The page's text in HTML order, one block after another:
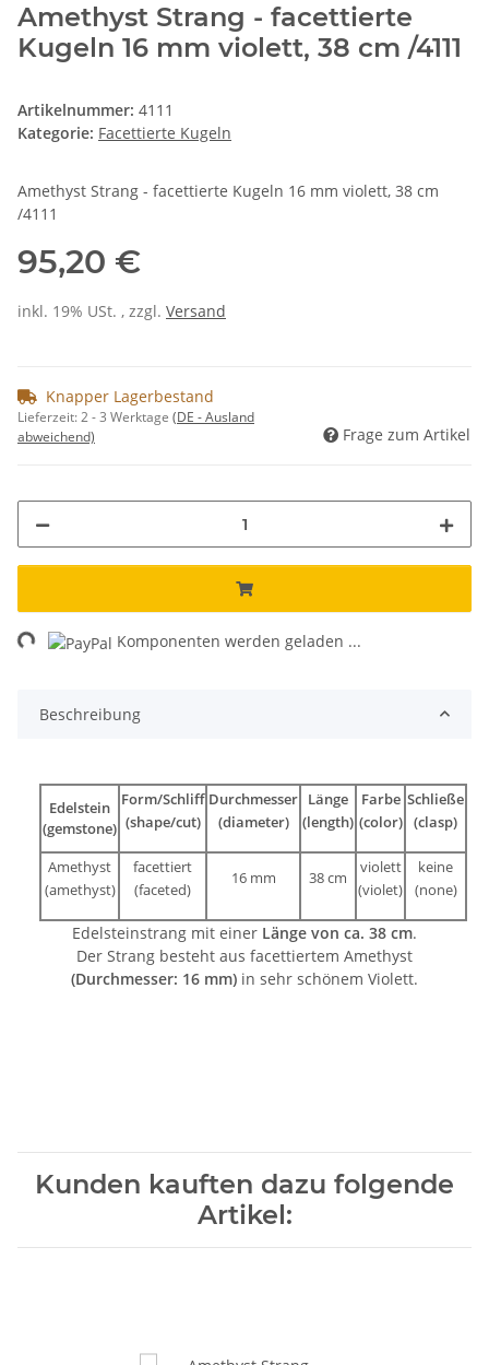
Amethyst Strang - facettierte
Kugeln 16 mm violett, 38 cm /4111
Artikelnummer: 4111
Kategorie: Facettierte Kugeln
Amethyst Strang - facettierte Kugeln 16 mm violett, 38 cm
/4111
95,20 €
inkl. 19% USt. , zzgl. Versand
Knapper Lagerbestand
Lieferzeit:2 - 3 Werktage (DE - Ausland
abweichend)
Frage zum Artikel
Komponenten werden geladen ...
Beschreibung
Edelstein
(gemstone)
Form/Schliff
(shape/cut)
Durchmesser
(diameter)
Länge
(length)
Farbe
(color)
Schließe
(clasp)
Amethyst
(amethyst)
facettiert
(faceted)
16 mm 38 cm
violett
(violet)
keine
(none)
Edelsteinstrang mit einer Länge von ca. 38 cm.
Der Strang besteht aus facettiertem Amethyst
(Durchmesser: 16 mm) in sehr schönem Violett.
Kunden kauften dazu folgende
Artikel: